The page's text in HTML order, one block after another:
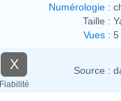
Numérologie :
Taille :
Vues : 5
X
Fiabilité
Source :